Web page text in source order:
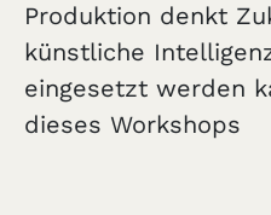
Produktion denkt
künstliche
eingesetzt werden
dieses Workshops